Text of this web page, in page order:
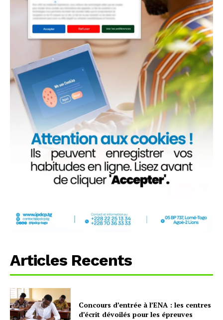
Articles Recents
Concours d’entrée à l’ENA : les centres
d’écrit dévoilés pour les épreuves